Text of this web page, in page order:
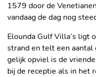
1579 door de
vandaag de dag nog
Elounda Gulf Villa’s ligt
strand en telt een aantal
gelijk opviel is de
bij de receptie als in het